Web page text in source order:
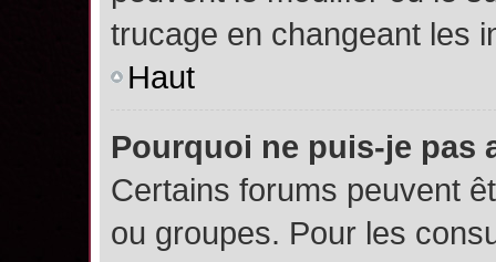
trucage en changeant les
Haut
Pourquoi ne puis-je pas
Certains forums peuvent
ou groupes. Pour les